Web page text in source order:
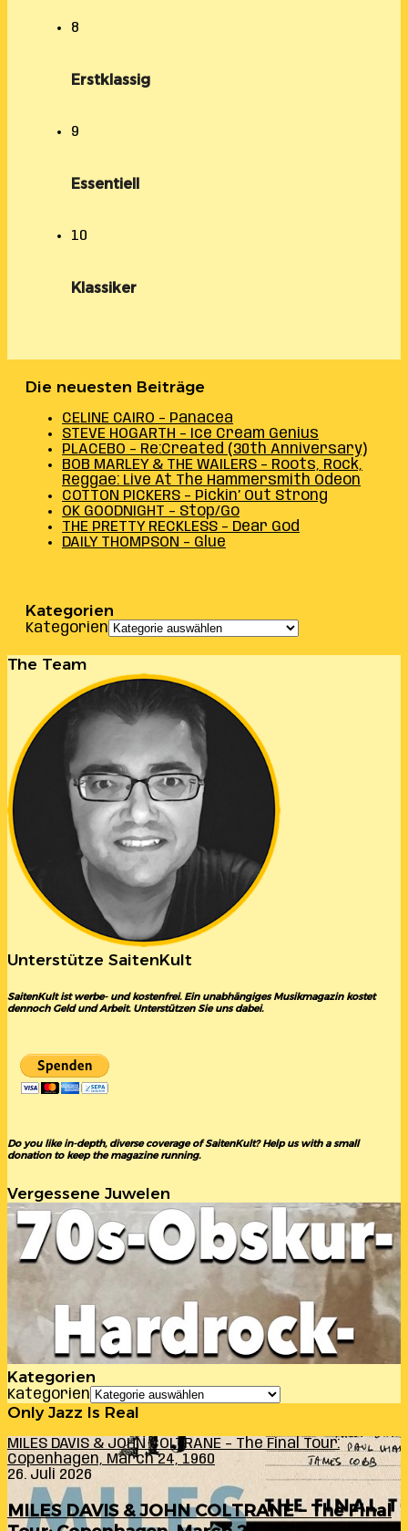
8
Erstklassig
9
Essentiell
10
Klassiker
Die neuesten Beiträge
CELINE CAIRO – Panacea
STEVE HOGARTH – Ice Cream Genius
PLACEBO – Re:Created (30th Anniversary)
BOB MARLEY & THE WAILERS – Roots, Rock,
Reggae: Live At The Hammersmith Odeon
COTTON PICKERS – Pickin’ Out Strong
OK GOODNIGHT – Stop/Go
THE PRETTY RECKLESS – Dear God
DAILY THOMPSON – Glue
Kategorien
Kategorien
The Team
Unterstütze SaitenKult
SaitenKult ist werbe- und kostenfrei. Ein unabhängiges Musikmagazin kostet
dennoch Geld und Arbeit. Unterstützen Sie uns dabei.
Do you like in-depth, diverse coverage of SaitenKult? Help us with a small
donation to keep the magazine running.
Vergessene Juwelen
Kategorien
Kategorien
Only Jazz Is Real
MILES DAVIS & JOHN COLTRANE – The Final Tour:
Copenhagen, March 24, 1960
26. Juli 2026
MILES DAVIS & JOHN COLTRANE – The Final